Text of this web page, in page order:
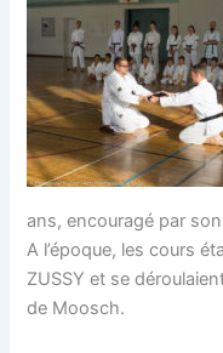
ans, encouragé par
A l’époque, les cours
ZUSSY et se
de Moosch.